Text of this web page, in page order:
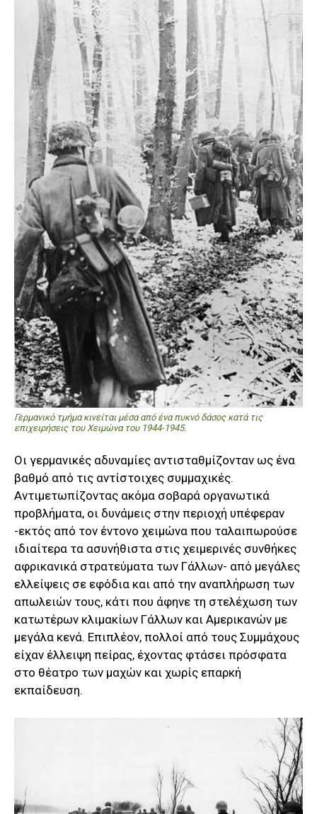
Γερμανικό τμήμα κινείται μέσα από ένα πυκνό δάσος κατά τις
επιχειρήσεις του Χειμώνα του 1944-1945.
Οι γερμανικές αδυναμίες αντισταθμίζονταν ως ένα
βαθμό από τις αντίστοιχες συμμαχικές.
Αντιμετωπίζοντας ακόμα σοβαρά οργανωτικά
προβλήματα, οι δυνάμεις στην περιοχή υπέφεραν
-εκτός από τον έντονο χειμώνα που ταλαιπωρούσε
ιδιαίτερα τα ασυνήθιστα στις χειμερινές συνθήκες
αφρικανικά στρατεύματα των Γάλλων- από μεγάλες
ελλείψεις σε εφόδια και από την αναπλήρωση των
απωλειών τους, κάτι που άφηνε τη στελέχωση των
κατωτέρων κλιμακίων Γάλλων και Αμερικανών με
μεγάλα κενά. Επιπλέον, πολλοί από τους Συμμάχους
είχαν έλλειψη πείρας, έχοντας φτάσει πρόσφατα
στο θέατρο των μαχών και χωρίς επαρκή
εκπαίδευση.